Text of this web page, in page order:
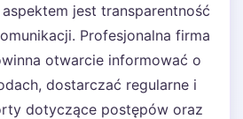
jest transparentność
Profesjonalna firma
otwarcie informować o
dostarczać regularne i
dotyczące postępów oraz